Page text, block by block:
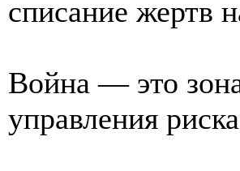
списание жертв
Война — это
управления